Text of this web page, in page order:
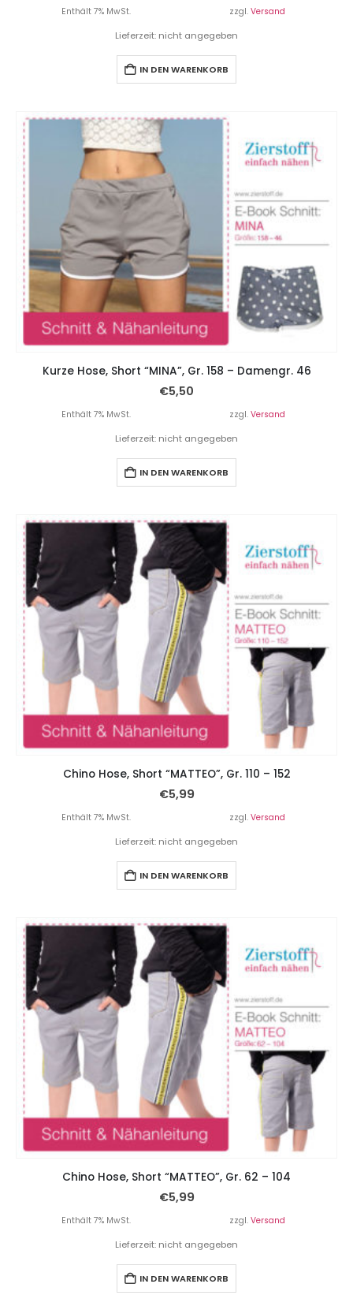
Enthält 7% MwSt. zzgl. Versand
Lieferzeit: nicht angegeben
IN DEN WARENKORB
Kurze Hose, Short “MINA”, Gr. 158 – Damengr. 46
€5,50
Enthält 7% MwSt. zzgl. Versand
Lieferzeit: nicht angegeben
IN DEN WARENKORB
Chino Hose, Short “MATTEO”, Gr. 110 – 152
€5,99
Enthält 7% MwSt. zzgl. Versand
Lieferzeit: nicht angegeben
IN DEN WARENKORB
Chino Hose, Short “MATTEO”, Gr. 62 – 104
€5,99
Enthält 7% MwSt. zzgl. Versand
Lieferzeit: nicht angegeben
IN DEN WARENKORB